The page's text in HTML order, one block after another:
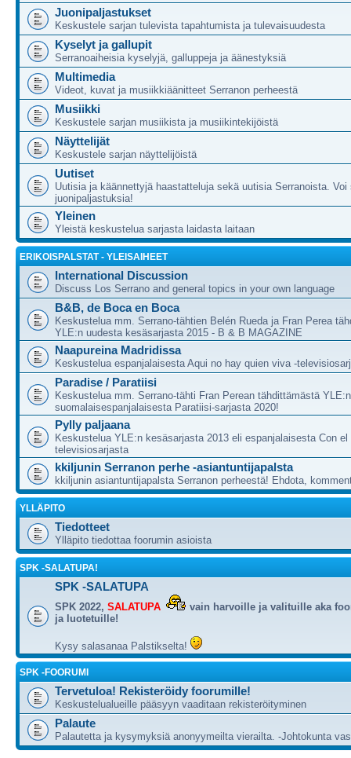
Juonipaljastukset
Keskustele sarjan tulevista tapahtumista ja tulevaisuudesta
Kyselyt ja gallupit
Serranoaiheisia kyselyjä, galluppeja ja äänestyksiä
Multimedia
Videot, kuvat ja musiikkiäänitteet Serranon perheestä
Musiikki
Keskustele sarjan musiikista ja musiikintekijöistä
Näyttelijät
Keskustele sarjan näyttelijöistä
Uutiset
Uutisia ja käännettyjä haastatteluja sekä uutisia Serranoista. Voi
juonipaljastuksia!
Yleinen
Yleistä keskustelua sarjasta laidasta laitaan
ERIKOISPALSTAT - YLEISAIHEET
International Discussion
Discuss Los Serrano and general topics in your own language
B&B, de Boca en Boca
Keskustelua mm. Serrano-tähtien Belén Rueda ja Fran Perea
YLE:n uudesta kesäsarjasta 2015 - B & B MAGAZINE
Naapureina Madridissa
Keskustelua espanjalaisesta Aqui no hay quien viva -
Paradise / Paratiisi
Keskustelua mm. Serrano-tähti Fran Perean tähdittämästä
suomalaisespanjalaisesta Paratiisi-sarjasta 2020!
Pylly paljaana
Keskustelua YLE:n kesäsarjasta 2013 eli espanjalaisesta Con el
televisiosarjasta
kkiljunin Serranon perhe -asiantuntijapalsta
kkiljunin asiantuntijapalsta Serranon perheestä! Ehdota,
YLLÄPITO
Tiedotteet
Ylläpito tiedottaa foorumin asioista
SPK -SALATUPA!
SPK -SALATUPA
SPK 2022, SALATUPA
vain harvoille ja valituille aka
ja luotetuille!
Kysy salasanaa Palstikselta!
SPK -FOORUMI
Tervetuloa! Rekisteröidy foorumille!
Keskustelualueille pääsyyn vaaditaan rekisteröityminen
Palaute
Palautetta ja kysymyksiä anonyymeilta vierailta. -Johtokunta